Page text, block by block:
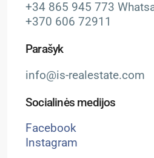
+34 865 945 773
+370 606 72911
Parašyk
info@is-realestate.com
Socialinės medijos
Facebook
Instagram